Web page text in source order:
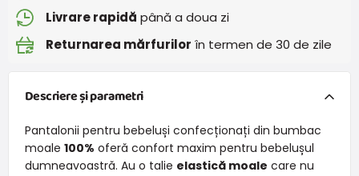
Livrare rapidă până a doua zi
Returnarea mărfurilor în termen de 30 de zile
Descriere și parametri
Pantalonii pentru bebeluși confecționați din bumbac
moale 100% oferă confort maxim pentru bebelușul
dumneavoastră. Au o talie elastică moale care nu